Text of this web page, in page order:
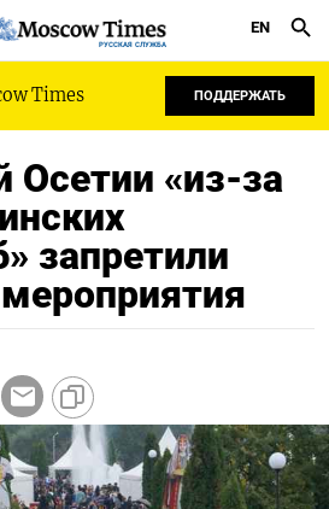
РУССКАЯ СЛУЖБА
EN
Times ПОДДЕРЖАТЬ
Осетии «из-за
запретили